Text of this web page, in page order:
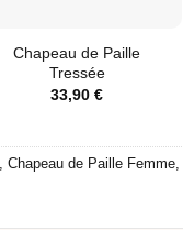
Chapeau de Paille
Tressée
33,90€
Chapeau de Paille Femme